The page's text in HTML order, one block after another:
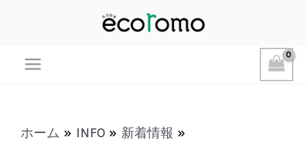
ホーム INFO
新着情報